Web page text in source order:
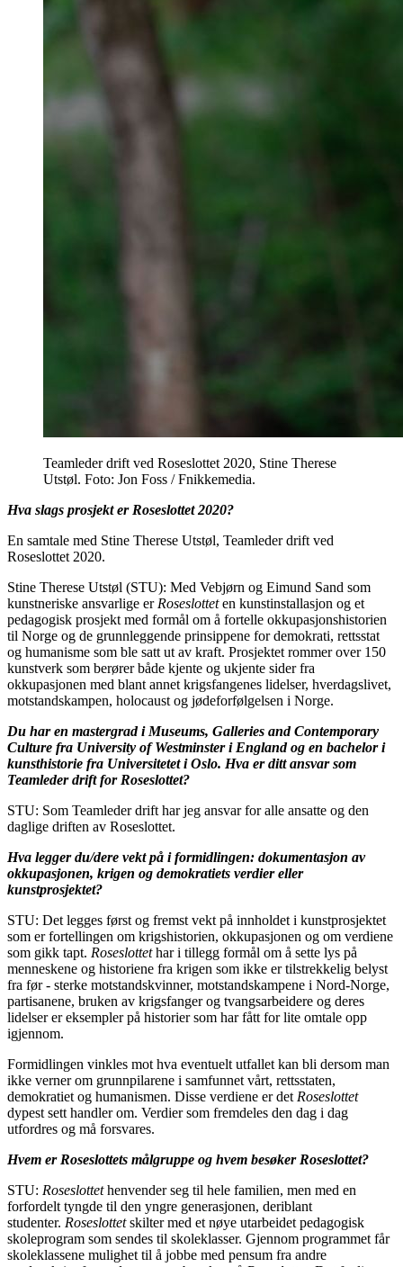
Teamleder drift ved Roseslottet 2020, Stine Therese
Utstøl. Foto: Jon Foss / Fnikkemedia.
Hva slags prosjekt er Roseslottet 2020?
En samtale med Stine Therese Utstøl, Teamleder drift ved
Roseslottet 2020.
Stine Therese Utstøl (STU): Med Vebjørn og Eimund Sand som
kunstneriske ansvarlige er Roseslotteten kunstinstallasjon og et
pedagogisk prosjekt med formål om å fortelle okkupasjonshistorien
til Norge og de grunnleggende prinsippene for demokrati, rettsstat
og humanisme som ble satt ut av kraft. Prosjektet rommer over 150
kunstverk som berører både kjente og ukjente sider fra
okkupasjonen med blant annet krigsfangenes lidelser, hverdagslivet,
motstandskampen, holocaust og jødeforfølgelsen i Norge.
Du har en mastergrad i Museums, Galleries and Contemporary
Culture fra University of Westminster i England og en bachelor i
kunsthistorie fra Universitetet i Oslo. Hva er ditt ansvar som
Teamleder drift for Roseslottet?
STU: Som Teamleder drift har jeg ansvar for alle ansatte og den
daglige driften av Roseslottet.
Hva legger du/dere vekt på i formidlingen: dokumentasjon av
okkupasjonen, krigen og demokratiets verdier eller
kunstprosjektet?
STU: Det legges først og fremst vekt på innholdet i kunstprosjektet
som er fortellingen om krigshistorien, okkupasjonen og om verdiene
som gikk tapt. Roseslottethar i tillegg formål om å sette lys på
menneskene og historiene fra krigen som ikke er tilstrekkelig belyst
fra før - sterke motstandskvinner, motstandskampene i Nord-Norge,
partisanene, bruken av krigsfanger og tvangsarbeidere og deres
lidelser er eksempler på historier som har fått for lite omtale opp
igjennom.
Formidlingen vinkles mot hva eventuelt utfallet kan bli dersom man
ikke verner om grunnpilarene i samfunnet vårt, rettsstaten,
demokratiet og humanismen. Disse verdiene er det Roseslottet
dypest sett handler om. Verdier som fremdeles den dag i dag
utfordres og må forsvares.
Hvem er Roseslottets målgruppe og hvem besøker Roseslottet?
STU: Roseslottethenvender seg til hele familien, men med en
forfordelt tyngde til den yngre generasjonen, deriblant
studenter. Roseslottetskilter med et nøye utarbeidet pedagogisk
skoleprogram som sendes til skoleklasser. Gjennom programmet får
skoleklassene mulighet til å jobbe med pensum fra andre